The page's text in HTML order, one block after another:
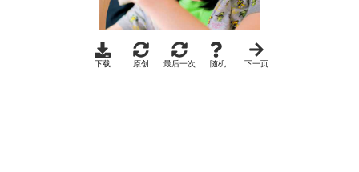
下载 原创 最后一次 随机 下一页